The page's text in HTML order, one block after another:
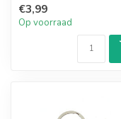
€3,99
Op voorraad